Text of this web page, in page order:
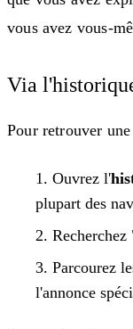
vous avez vous-
Via
Pour retrouver
Ouvrez l'
plupart des
Parcourez
l'annonce